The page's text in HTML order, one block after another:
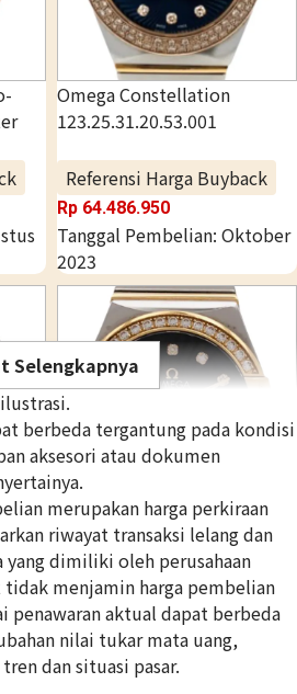
Omega Constellation
123.25.31.20.53.001
Referensi Harga Buyback
Rp 64.486.950
Tanggal Pembelian: Oktober
2023
Omega Constellation
123.25.27.20.57.006
Referensi Harga Buyback
Rp 41.991.360
Tanggal Pembelian:
September 2025
Selengkapnya
berbeda tergantung pada kondisi
aksesori atau dokumen
merupakan harga perkiraan
riwayat transaksi lelang dan
yang dimiliki oleh perusahaan
menjamin harga pembelian
penawaran aktual dapat berbeda
nilai tukar mata uang,
dan situasi pasar.